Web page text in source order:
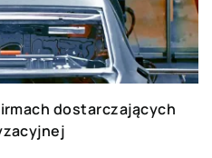
dostarczających